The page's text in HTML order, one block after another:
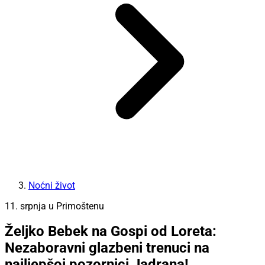
Noćni život
11. srpnja u Primoštenu
Željko Bebek na Gospi od Loreta:
Nezaboravni glazbeni trenuci na